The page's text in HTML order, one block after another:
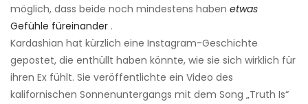
möglich, dass beide noch mindestens haben etwas
Gefühle füreinander .
Kardashian hat kürzlich eine Instagram-Geschichte
gepostet, die enthüllt haben könnte, wie sie sich wirklich für
ihren Ex fühlt. Sie veröffentlichte ein Video des
kalifornischen Sonnenuntergangs mit dem Song „Truth Is“